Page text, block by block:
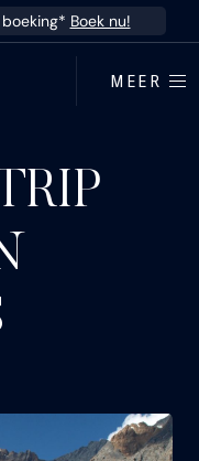
Boek nu!
MEER